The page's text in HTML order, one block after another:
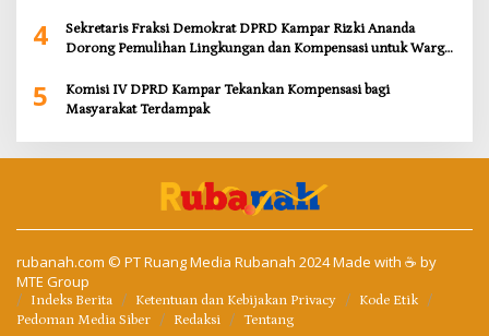
4
Sekretaris Fraksi Demokrat DPRD Kampar Rizki Ananda
Dorong Pemulihan Lingkungan dan Kompensasi untuk Warga
5
Komisi IV DPRD Kampar Tekankan Kompensasi bagi
Masyarakat Terdampak
rubanah.com © PT Ruang Media Rubanah 2024 Made with ☕ by
MTE Group
Indeks Berita Ketentuan dan Kebijakan Privacy
Kode Etik
Pedoman Media Siber
Redaksi Tentang